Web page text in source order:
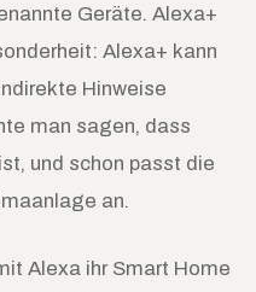
Geräte. Alexa+
Alexa+ kann
Hinweise
man sagen, dass
und schon passt die
an.
Alexa ihr Smart Home